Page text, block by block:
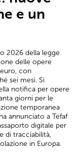
e un
2026 della legge
delle opere
con
sei mesi. Si
notifica per opere
giorni per le
temporanea
annunciato a Tefaf
digitale per
di tracciabilità,
in Europa.